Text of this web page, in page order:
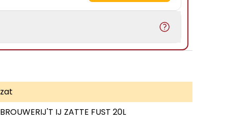
zat
BROUWERIJ'T IJ ZATTE FUST 20L